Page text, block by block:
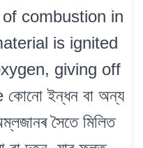
combustion in
is ignited
giving off
ইন্ধন বা অন্য
সৈতে মিলিত